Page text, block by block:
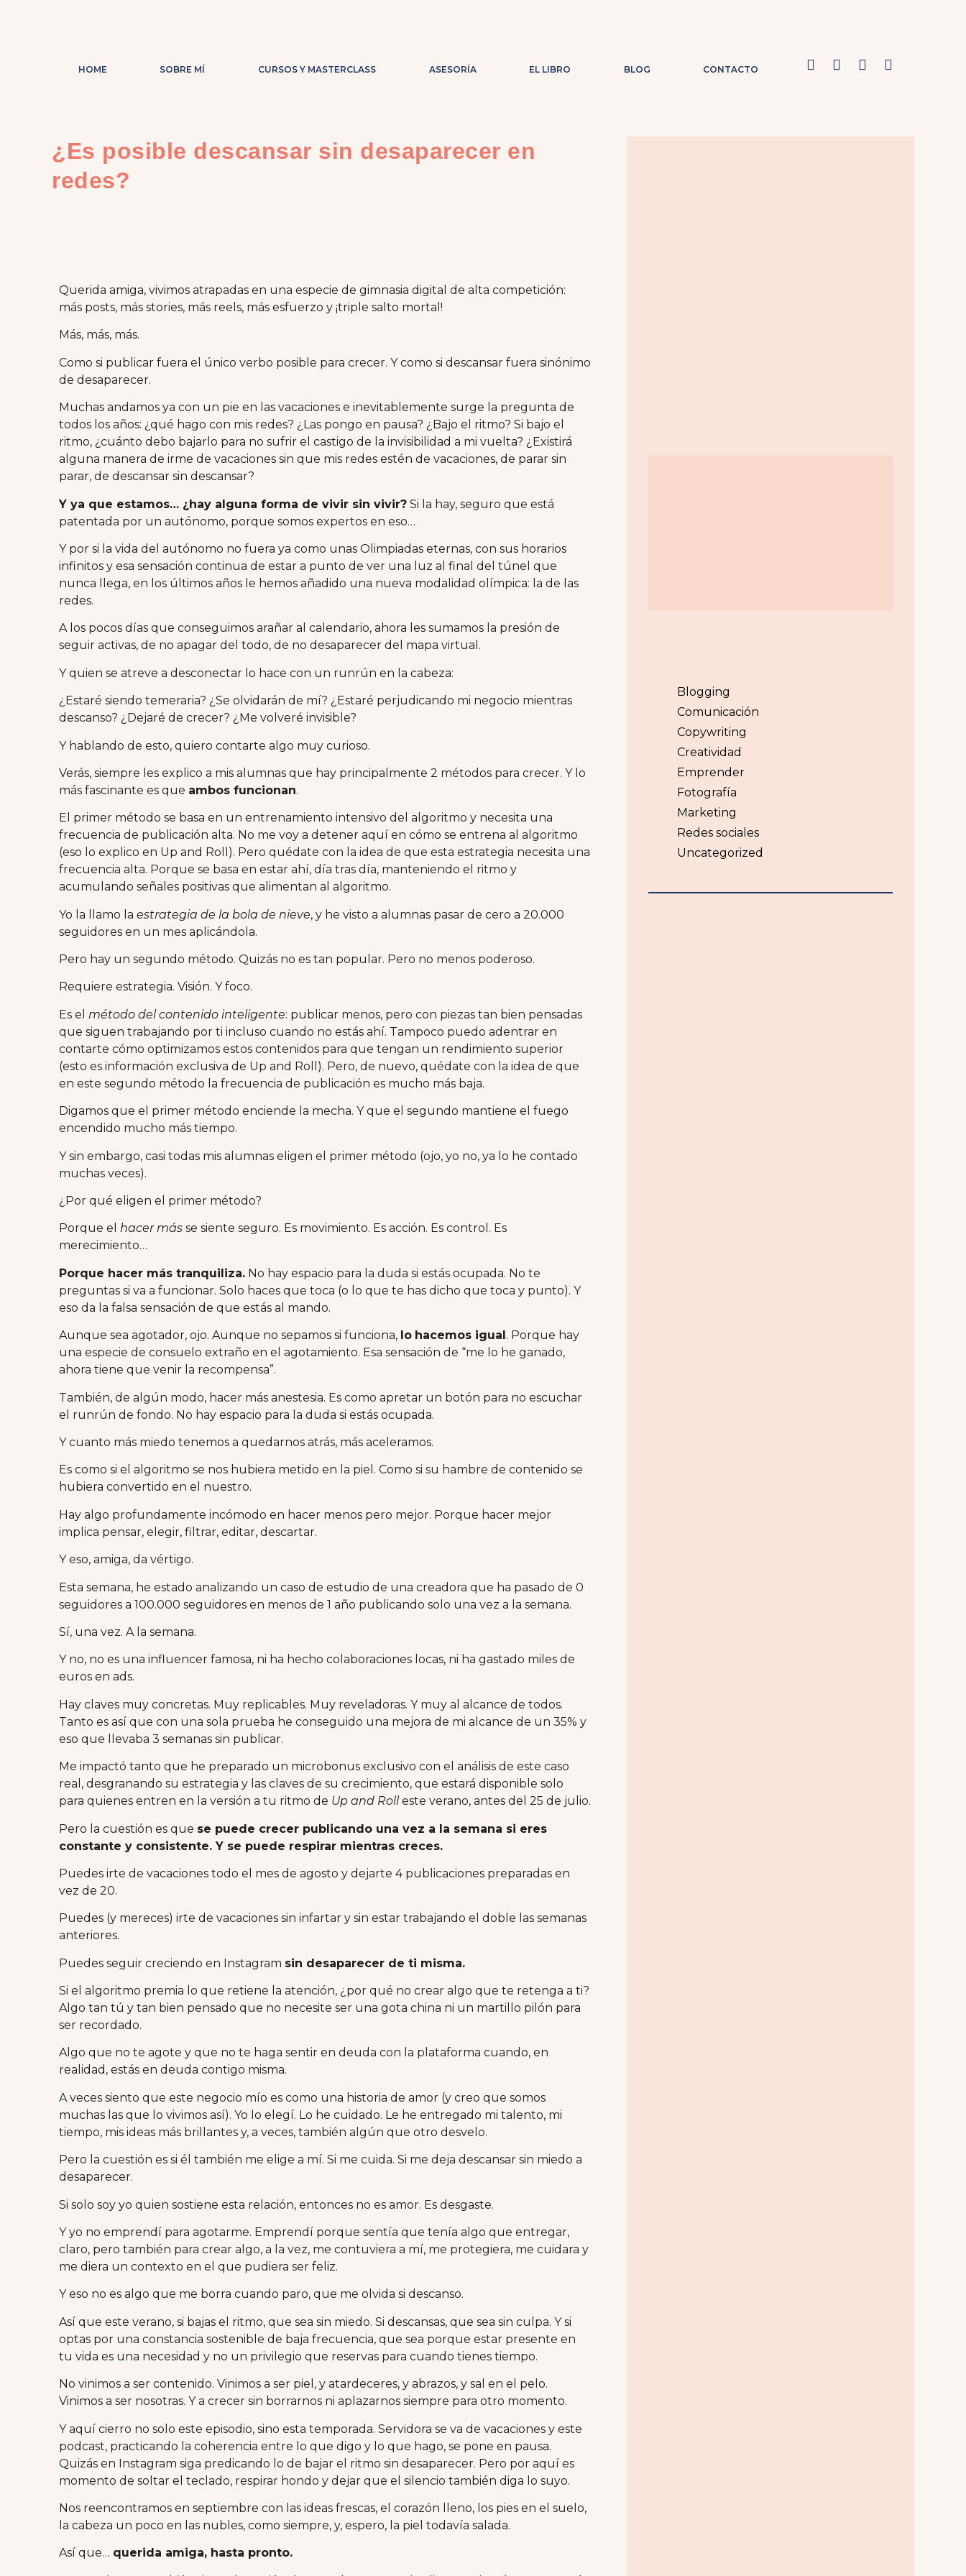
HOME SOBRE MÍ CURSOS Y MASTERCLASS ASESORÍA EL LIBRO BLOG CONTACTO
¿Es posible descansar sin desaparecer en
redes?
Querida amiga, vivimos atrapadas en una especie de gimnasia digital de alta competición:
más posts, más stories, más reels, más esfuerzo y ¡triple salto mortal!
Más, más, más.
Como si publicar fuera el único verbo posible para crecer. Y como si descansar fuera sinónimo
de desaparecer.
Muchas andamos ya con un pie en las vacaciones e inevitablemente surge la pregunta de
todos los años: ¿qué hago con mis redes? ¿Las pongo en pausa? ¿Bajo el ritmo? Si bajo el
ritmo, ¿cuánto debo bajarlo para no sufrir el castigo de la invisibilidad a mi vuelta? ¿Existirá
alguna manera de irme de vacaciones sin que mis redes estén de vacaciones, de parar sin
parar, de descansar sin descansar?
Y ya que estamos… ¿hay alguna forma de vivir sin vivir? Si la hay, seguro que está
patentada por un autónomo, porque somos expertos en eso…
Y por si la vida del autónomo no fuera ya como unas Olimpiadas eternas, con sus horarios
infinitos y esa sensación continua de estar a punto de ver una luz al final del túnel que
nunca llega, en los últimos años le hemos añadido una nueva modalidad olímpica: la de las
redes.
A los pocos días que conseguimos arañar al calendario, ahora les sumamos la presión de
seguir activas, de no apagar del todo, de no desaparecer del mapa virtual.
Y quien se atreve a desconectar lo hace con un runrún en la cabeza:
¿Estaré siendo temeraria? ¿Se olvidarán de mí? ¿Estaré perjudicando mi negocio mientras
descanso? ¿Dejaré de crecer? ¿Me volveré invisible?
Y hablando de esto, quiero contarte algo muy curioso.
Verás, siempre les explico a mis alumnas que hay principalmente 2 métodos para crecer. Y lo
más fascinante es que ambos funcionan.
El primer método se basa en un entrenamiento intensivo del algoritmo y necesita una
frecuencia de publicación alta. No me voy a detener aquí en cómo se entrena al algoritmo
(eso lo explico en Up and Roll). Pero quédate con la idea de que esta estrategia necesita una
frecuencia alta. Porque se basa en estar ahí, día tras día, manteniendo el ritmo y
acumulando señales positivas que alimentan al algoritmo.
Yo la llamo la estrategia de la bola de nieve, y he visto a alumnas pasar de cero a 20.000
seguidores en un mes aplicándola.
Pero hay un segundo método. Quizás no es tan popular. Pero no menos poderoso.
Requiere estrategia. Visión. Y foco.
Es el método del contenido inteligente: publicar menos, pero con piezas tan bien pensadas
que siguen trabajando por ti incluso cuando no estás ahí. Tampoco puedo adentrar en
contarte cómo optimizamos estos contenidos para que tengan un rendimiento superior
(esto es información exclusiva de Up and Roll). Pero, de nuevo, quédate con la idea de que
en este segundo método la frecuencia de publicación es mucho más baja.
Digamos que el primer método enciende la mecha. Y que el segundo mantiene el fuego
encendido mucho más tiempo.
Y sin embargo, casi todas mis alumnas eligen el primer método (ojo, yo no, ya lo he contado
muchas veces).
¿Por qué eligen el primer método?
Porque el hacer más se siente seguro. Es movimiento. Es acción. Es control. Es
merecimiento…
Porque hacer más tranquiliza. No hay espacio para la duda si estás ocupada. No te
preguntas si va a funcionar. Solo haces que toca (o lo que te has dicho que toca y punto). Y
eso da la falsa sensación de que estás al mando.
Aunque sea agotador, ojo. Aunque no sepamos si funciona, lo hacemos igual . Porque hay
una especie de consuelo extraño en el agotamiento. Esa sensación de “me lo he ganado,
ahora tiene que venir la recompensa”.
También, de algún modo, hacer más anestesia. Es como apretar un botón para no escuchar
el runrún de fondo. No hay espacio para la duda si estás ocupada.
Y cuanto más miedo tenemos a quedarnos atrás, más aceleramos.
Es como si el algoritmo se nos hubiera metido en la piel. Como si su hambre de contenido se
hubiera convertido en el nuestro.
Hay algo profundamente incómodo en hacer menos pero mejor. Porque hacer mejor
implica pensar, elegir, filtrar, editar, descartar.
Y eso, amiga, da vértigo.
Esta semana, he estado analizando un caso de estudio de una creadora que ha pasado de 0
seguidores a 100.000 seguidores en menos de 1 año publicando solo una vez a la semana.
Sí, una vez. A la semana.
Y no, no es una influencer famosa, ni ha hecho colaboraciones locas, ni ha gastado miles de
euros en ads.
Hay claves muy concretas. Muy replicables. Muy reveladoras. Y muy al alcance de todos.
Tanto es así que con una sola prueba he conseguido una mejora de mi alcance de un 35% y
eso que llevaba 3 semanas sin publicar.
Me impactó tanto que he preparado un microbonus exclusivo con el análisis de este caso
real, desgranando su estrategia y las claves de su crecimiento, que estará disponible solo
para quienes entren en la versión a tu ritmo de Up and Rolleste verano, antes del 25 de julio.
Pero la cuestión es que se puede crecer publicando una vez a la semana si eres
constante y consistente. Y se puede respirar mientras creces.
Puedes irte de vacaciones todo el mes de agosto y dejarte 4 publicaciones preparadas en
vez de 20.
Puedes (y mereces) irte de vacaciones sin infartar y sin estar trabajando el doble las semanas
anteriores.
Puedes seguir creciendo en Instagram sin desaparecer de ti misma.
Si el algoritmo premia lo que retiene la atención, ¿por qué no crear algo que te retenga a ti?
Algo tan tú y tan bien pensado que no necesite ser una gota china ni un martillo pilón para
ser recordado.
Algo que no te agote y que no te haga sentir en deuda con la plataforma cuando, en
realidad, estás en deuda contigo misma.
A veces siento que este negocio mío es como una historia de amor (y creo que somos
muchas las que lo vivimos así). Yo lo elegí. Lo he cuidado. Le he entregado mi talento, mi
tiempo, mis ideas más brillantes y, a veces, también algún que otro desvelo.
Pero la cuestión es si él también me elige a mí. Si me cuida. Si me deja descansar sin miedo a
desaparecer.
Si solo soy yo quien sostiene esta relación, entonces no es amor. Es desgaste.
Y yo no emprendí para agotarme. Emprendí porque sentía que tenía algo que entregar,
claro, pero también para crear algo, a la vez, me contuviera a mí, me protegiera, me cuidara y
me diera un contexto en el que pudiera ser feliz.
Y eso no es algo que me borra cuando paro, que me olvida si descanso.
Así que este verano, si bajas el ritmo, que sea sin miedo. Si descansas, que sea sin culpa. Y si
optas por una constancia sostenible de baja frecuencia, que sea porque estar presente en
tu vida es una necesidad y no un privilegio que reservas para cuando tienes tiempo.
No vinimos a ser contenido. Vinimos a ser piel, y atardeceres, y abrazos, y sal en el pelo.
Vinimos a ser nosotras. Y a crecer sin borrarnos ni aplazarnos siempre para otro momento.
Y aquí cierro no solo este episodio, sino esta temporada. Servidora se va de vacaciones y este
podcast, practicando la coherencia entre lo que digo y lo que hago, se pone en pausa.
Quizás en Instagram siga predicando lo de bajar el ritmo sin desaparecer. Pero por aquí es
momento de soltar el teclado, respirar hondo y dejar que el silencio también diga lo suyo.
Nos reencontramos en septiembre con las ideas frescas, el corazón lleno, los pies en el suelo,
la cabeza un poco en las nubles, como siempre, y, espero, la piel todavía salada.
Así que… querida amiga, hasta pronto.
Blogging
Comunicación
Copywriting
Creatividad
Emprender
Fotografía
Marketing
Redes sociales
Uncategorized